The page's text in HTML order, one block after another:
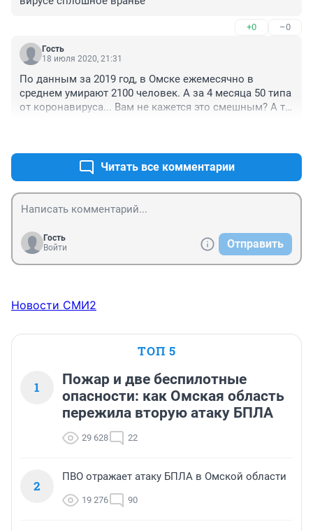
+0 –0
Гость
18 июля 2020, 21:31
По данным за 2019 год, в Омске ежемесячно в
среднем умирают 2100 человек. А за 4 месяца 50 типа
от коронавируса... Вам не кажется это смешным? А те
Читать все комментарии
Гость
Войти
Отправить
Новости СМИ2
ТОП 5
1
Пожар и две беспилотные
опасности: как Омская область
пережила вторую атаку БПЛА
29 628 22
2
ПВО отражает атаку БПЛА в Омской области
19 276 90